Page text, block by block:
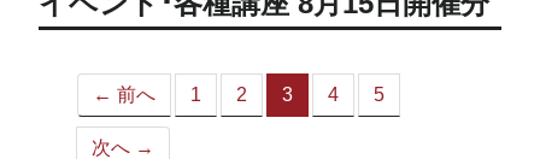
← 前へ 1 2 3
（こ
4 5
次へ →